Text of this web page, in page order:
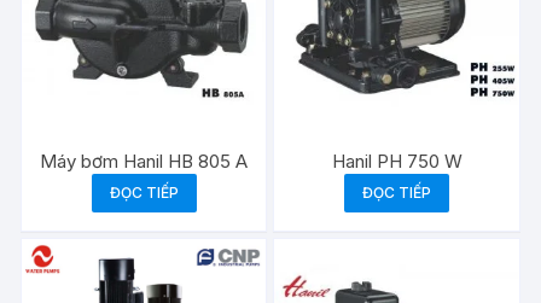
Máy bơm Hanil HB 805 A
ĐỌC TIẾP
Hanil PH 750 W
ĐỌC TIẾP